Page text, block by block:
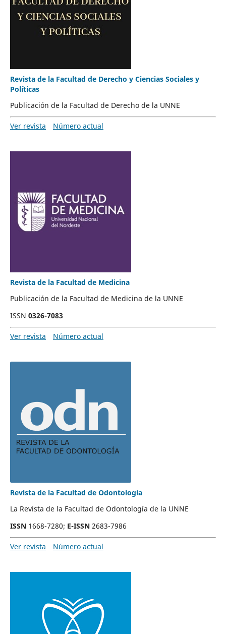
Revista de la Facultad de Derecho y Ciencias Sociales y
Políticas
Publicación de la Facultad de Derecho de la UNNE
Ver revista Número actual
Revista de la Facultad de Medicina
Publicación de la Facultad de Medicina de la UNNE
ISSN 0326-7083
Ver revista Número actual
Revista de la Facultad de Odontología
La Revista de la Facultad de Odontología de la UNNE
ISSN 1668-7280; E-ISSN 2683-7986
Ver revista Número actual